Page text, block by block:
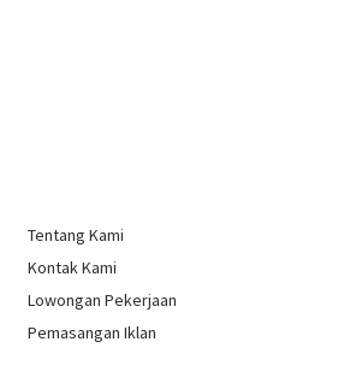
Tentang Kami
Kontak Kami
Lowongan Pekerjaan
Pemasangan Iklan